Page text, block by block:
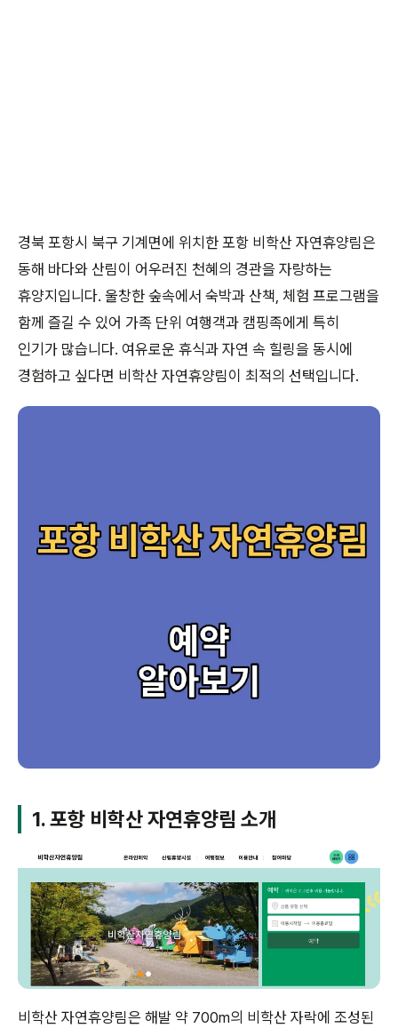
경북 포항시 북구 기계면에 위치한 포항 비학산 자연휴양림은
동해 바다와 산림이 어우러진 천혜의 경관을 자랑하는
휴양지입니다. 울창한 숲속에서 숙박과 산책, 체험 프로그램을
함께 즐길 수 있어 가족 단위 여행객과 캠핑족에게 특히
인기가 많습니다. 여유로운 휴식과 자연 속 힐링을 동시에
경험하고 싶다면 비학산 자연휴양림이 최적의 선택입니다.
1.포항 비학산 자연휴양림 소개
비학산 자연휴양림은 해발 약 700m의 비학산 자락에 조성된